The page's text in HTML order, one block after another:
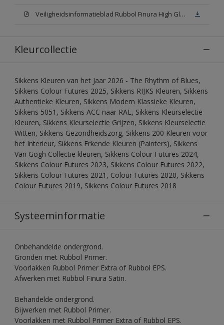
Veiligheidsinformatieblad Rubbol Finura High Gloss N00 (MSDS)
Kleurcollectie
Sikkens Kleuren van het Jaar 2026 - The Rhythm of Blues,
Sikkens Colour Futures 2025, Sikkens RIJKS Kleuren, Sikkens
Authentieke Kleuren, Sikkens Modern Klassieke Kleuren,
Sikkens 5051, Sikkens ACC naar RAL, Sikkens Kleurselectie
Kleuren, Sikkens Kleurselectie Grijzen, Sikkens Kleurselectie
Witten, Sikkens Gezondheidszorg, Sikkens 200 Kleuren voor
het Interieur, Sikkens Erkende Kleuren (Painters), Sikkens
Van Gogh Collectie kleuren, Sikkens Colour Futures 2024,
Sikkens Colour Futures 2023, Sikkens Colour Futures 2022,
Sikkens Colour Futures 2021, Colour Futures 2020, Sikkens
Colour Futures 2019, Sikkens Colour Futures 2018
Systeeminformatie
Onbehandelde ondergrond.
Gronden met Rubbol Primer.
Voorlakken Rubbol Primer Extra of Rubbol EPS.
Afwerken met Rubbol Finura Satin.
Behandelde ondergrond.
Bijwerken met Rubbol Primer.
Voorlakken met Rubbol Primer Extra of Rubbol EPS.